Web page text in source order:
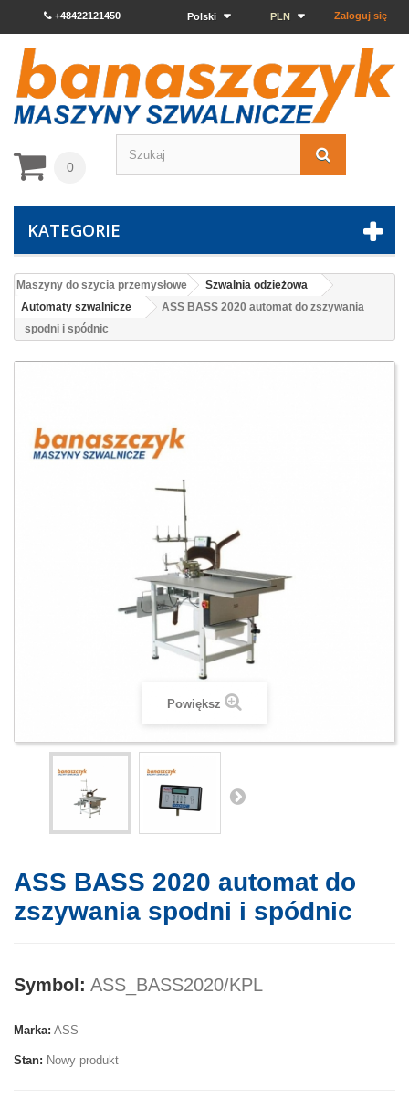
Zaloguj się
PLN
Polski
+48422121450
0
KATEGORIE
Maszyny do szycia przemysłowe
Szwalnia odzieżowa
Automaty szwalnicze
ASS BASS 2020 automat do zszywania
spodni i spódnic
Powiększ
ASS BASS 2020 automat do
zszywania spodni i spódnic
Symbol: ASS_BASS2020/KPL
Marka: ASS
Stan: Nowy produkt